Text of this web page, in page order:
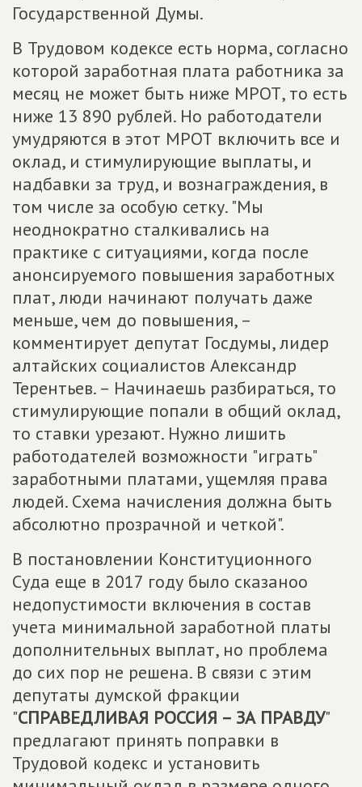
Государственной Думы.
В Трудовом кодексе есть норма, согласно
которой заработная плата работника за
месяц не может быть ниже МРОТ, то есть
ниже 13 890 рублей. Но работодатели
умудряются в этот МРОТ включить все и
оклад, и стимулирующие выплаты, и
надбавки за труд, и вознаграждения, в
том числе за особую сетку. "Мы
неоднократно сталкивались на
практике с ситуациями, когда после
анонсируемого повышения заработных
плат, люди начинают получать даже
меньше, чем до повышения, –
комментирует депутат Госдумы, лидер
алтайских социалистов Александр
Терентьев. – Начинаешь разбираться, то
стимулирующие попали в общий оклад,
то ставки урезают. Нужно лишить
работодателей возможности "играть"
заработными платами, ущемляя права
людей. Схема начисления должна быть
абсолютно прозрачной и четкой".
В постановлении Конституционного
Суда еще в 2017 году было сказаноо
недопустимости включения в состав
учета минимальной заработной платы
дополнительных выплат, но проблема
до сих пор не решена. В связи с этим
депутаты думской фракции
"СПРАВЕДЛИВАЯ РОССИЯ – ЗА ПРАВДУ"
предлагают принять поправки в
Трудовой кодекс и установить